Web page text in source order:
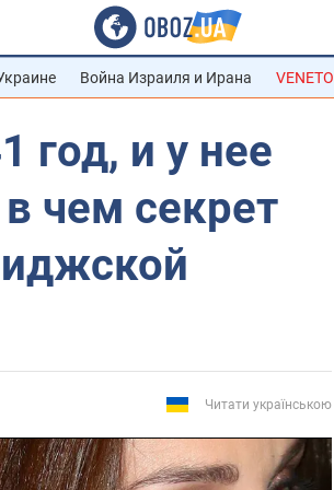
Война Израиля и Ирана VENETO
год, и у нее
чем секрет
Читати українською